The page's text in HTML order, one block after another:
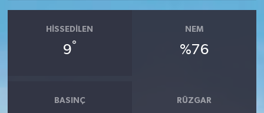
HISSEDILEN
9°
NEM
%76
BASINÇ RÜZGAR